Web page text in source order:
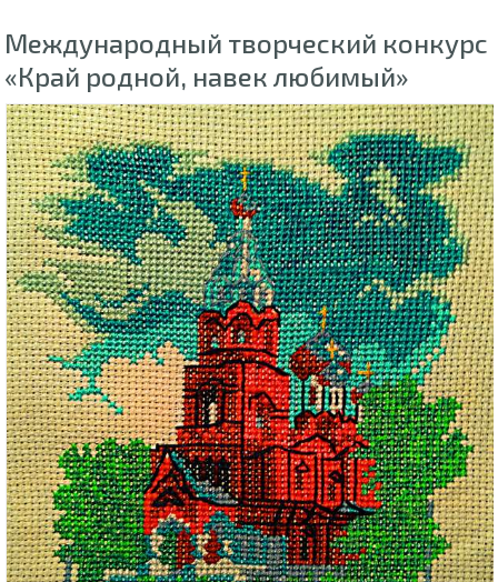
Международный творческий конкурс
«Край родной, навек любимый»